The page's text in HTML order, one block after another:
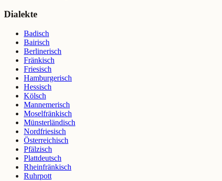
Dialekte
Badisch
Bairisch
Berlinerisch
Fränkisch
Friesisch
Hamburgerisch
Hessisch
Kölsch
Mannemerisch
Moselfränkisch
Münsterländisch
Nordfriesisch
Österreichisch
Pfälzisch
Plattdeutsch
Rheinfränkisch
Ruhrpott